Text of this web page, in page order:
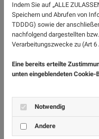
ist für die Frauen in
nur eine Pflicht,
Unterstützung.
werden und die Frauen
der Beratung werden
Beratung über soziale
Methoden für
Indem Sie auf „ALLE
Speichern und Abrufen von
TDDDG) sowie der
nachfolgend dargestellten
Verarbeitungszwecke zu (Art 6
Eine bereits erteilte
unten eingeblendeten
Notwendig
Andere